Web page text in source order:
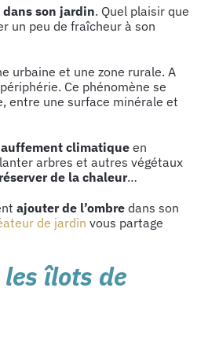
dans son jardin. Quel plaisir que
un peu de fraîcheur à son
urbaine et une zone rurale. A
Ce phénomène se
entre une surface minérale et
climatique en
arbres et autres végétaux
de la chaleur…
ajouter de l’ombre dans son
de jardin vous partage
îlots de